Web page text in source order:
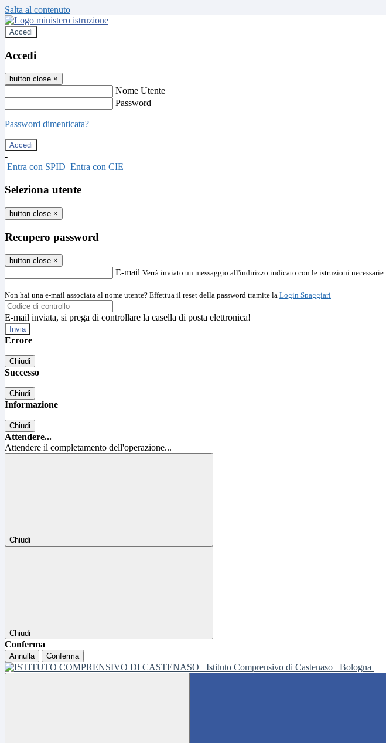
Salta al contenuto
Accedi
Accedi
button close ×
Nome Utente
Password
Password dimenticata?
-
Entra con SPID Entra con CIE
Seleziona utente
button close ×
Recupero password
button close ×
E-mail Verrà inviato un messaggio all'indirizzo indicato con le istruzioni necessarie.
Non hai una e-mail associata al nome utente? Effettua il reset della password tramite la Login Spaggiari
E-mail inviata, si prega di controllare la casella di posta elettronica!
Errore
Chiudi
Successo
Chiudi
Informazione
Chiudi
Attendere...
Attendere il completamento dell'operazione...
Chiudi
Chiudi
Conferma
Annulla Conferma
Istituto Comprensivo di Castenaso Bologna